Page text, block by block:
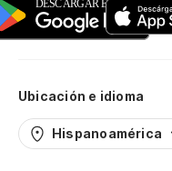
Ubicación e idioma
Hispanoamérica